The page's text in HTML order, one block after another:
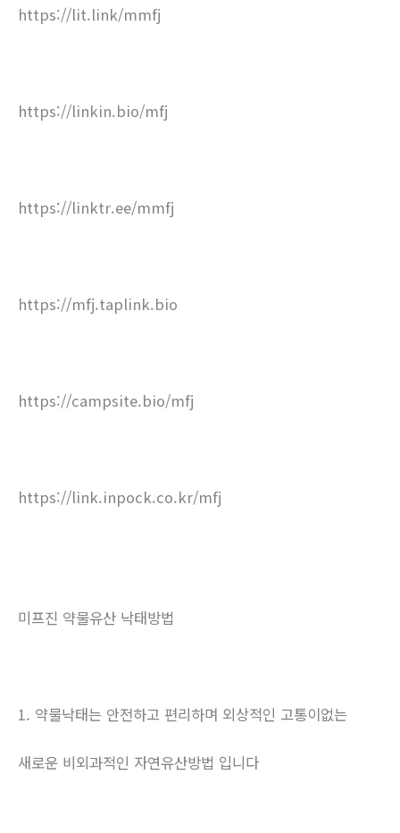
https://lit.link/mmfj
https://linkin.bio/mfj
https://linktr.ee/mmfj
https://mfj.taplink.bio
https://campsite.bio/mfj
https://link.inpock.co.kr/mfj
미프진 약물유산 낙태방법
1. 약물낙태는 안전하고 편리하며 외상적인 고통이없는
새로운 비외과적인 자연유산방법 입니다